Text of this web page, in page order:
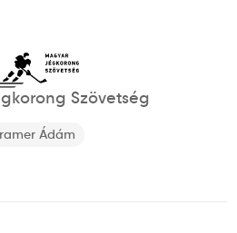
Szövetség
Ádám